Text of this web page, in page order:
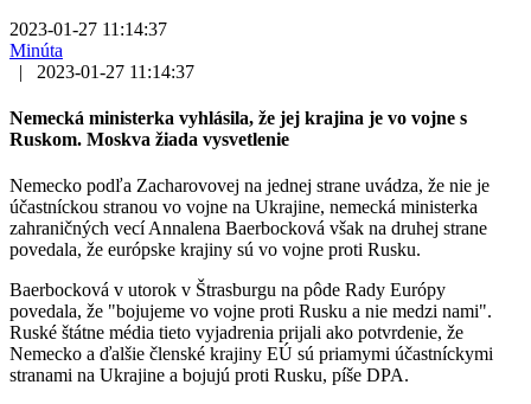
2023-01-27 11:14:37
Minúta
|
2023-01-27 11:14:37
Nemecká ministerka vyhlásila, že jej krajina je vo vojne s
Ruskom. Moskva žiada vysvetlenie
Nemecko podľa Zacharovovej na jednej strane uvádza, že nie je
účastníckou stranou vo vojne na Ukrajine, nemecká ministerka
zahraničných vecí Annalena Baerbocková však na druhej strane
povedala, že európske krajiny sú vo vojne proti Rusku.
Baerbocková v utorok v Štrasburgu na pôde Rady Európy
povedala, že "bojujeme vo vojne proti Rusku a nie medzi nami".
Ruské štátne média tieto vyjadrenia prijali ako potvrdenie, že
Nemecko a ďalšie členské krajiny EÚ sú priamymi účastníckymi
stranami na Ukrajine a bojujú proti Rusku, píše DPA.